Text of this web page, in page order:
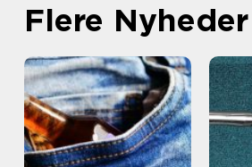
Flere Nyheder